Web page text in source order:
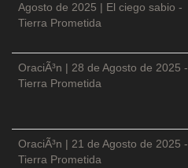
Agosto de 2025 | El ciego sabio -
Tierra Prometida
OraciÃ³n | 28 de Agosto de 2025 -
Tierra Prometida
OraciÃ³n | 21 de Agosto de 2025 -
Tierra Prometida